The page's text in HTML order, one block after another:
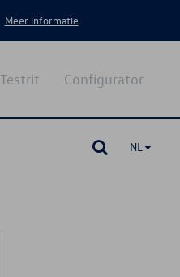
Meer informatie
Configurator
Testrit
NL